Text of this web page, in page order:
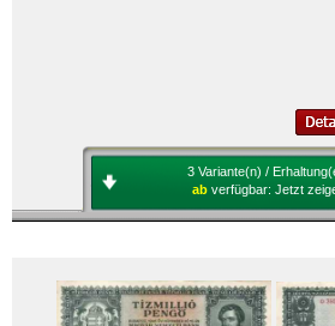
3 Variante(n) /
ab verfügbar: Jetzt